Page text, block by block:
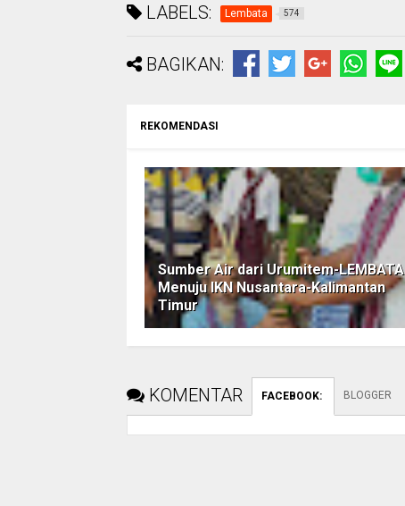
LABELS: Lembata 574
BAGIKAN:
REKOMENDASI
Sumber Air dari Urumitem-LEMBATA
Menuju IKN Nusantara-Kalimantan
Timur
KOMENTAR FACEBOOK: BLOGGER